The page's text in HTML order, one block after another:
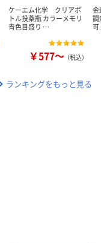
ケーエム化学 クリアボ
トル投薬瓶 カラーメモリ
青色目盛り …
￥577～ （税込）
調
可
ランキングをもっと見る